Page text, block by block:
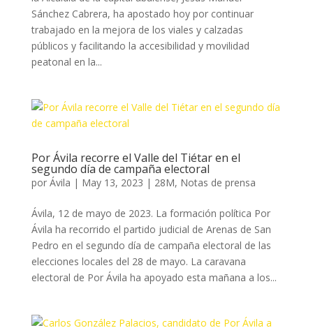
Sánchez Cabrera, ha apostado hoy por continuar
trabajado en la mejora de los viales y calzadas
públicos y facilitando la accesibilidad y movilidad
peatonal en la...
Por Ávila recorre el Valle del Tiétar en el
segundo día de campaña electoral
por Ávila | May 13, 2023 | 28M, Notas de prensa
Ávila, 12 de mayo de 2023. La formación política Por
Ávila ha recorrido el partido judicial de Arenas de San
Pedro en el segundo día de campaña electoral de las
elecciones locales del 28 de mayo. La caravana
electoral de Por Ávila ha apoyado esta mañana a los...